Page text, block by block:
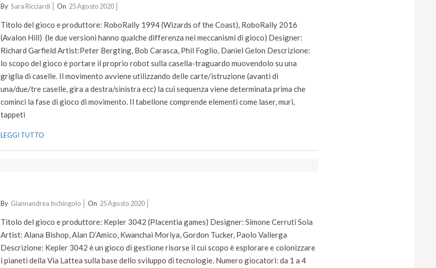
2020-
25
By Sara Ricciardi On 25 Agosto 2020
Titolo del gioco e produttore: RoboRally 1994 (Wizards of the Coast), RoboRally 2016
(Avalon Hill) (le due versioni hanno qualche differenza nei meccanismi di gioco) Designer:
Richard Garfield Artist:Peter Bergting, Bob Carasca, Phil Foglio, Daniel Gelon Descrizione:
lo scopo del gioco è portare il proprio robot sulla casella-traguardo muovendolo su una
griglia di caselle. Il movimento avviene utilizzando delle carte/istruzione (avanti di
una/due/tre caselle, gira a destra/sinistra ecc) la cui sequenza viene determinata prima che
cominci la fase di gioco di movimento. Il tabellone comprende elementi come laser, muri,
tappeti
LEGGI TUTTO
2020-
25
By Giannandrea Inchingolo On 25 Agosto 2020
Titolo del gioco e produttore: Kepler 3042 (Placentia games) Designer: Simone Cerruti Sola
Artist: Alana Bishop, Alan D’Amico, Kwanchai Moriya, Gordon Tucker, Paolo Vallerga
Descrizione: Kepler 3042 è un gioco di gestione risorse il cui scopo è esplorare e colonizzare
i pianeti della Via Lattea sulla base dello sviluppo di tecnologie. Numero giocatori: da 1 a 4